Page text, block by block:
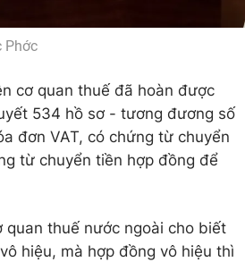
Phớc
cơ quan thuế đã hoàn được
534 hồ sơ - tương đương số
đơn VAT, có chứng từ chuyển
từ chuyển tiền hợp đồng để
quan thuế nước ngoài cho biết
hiệu, mà hợp đồng vô hiệu thì